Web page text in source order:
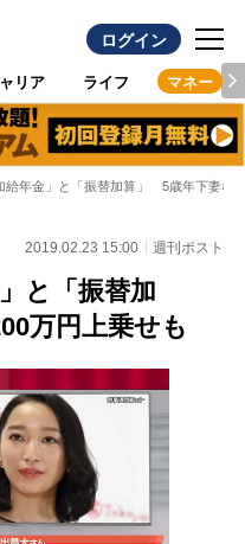
ログイン
リア ライフ マネー
給年金」と「振替加算」 5歳年下妻な
2019.02.23 15:00 週刊ポスト
と「振替加
万円上乗せも